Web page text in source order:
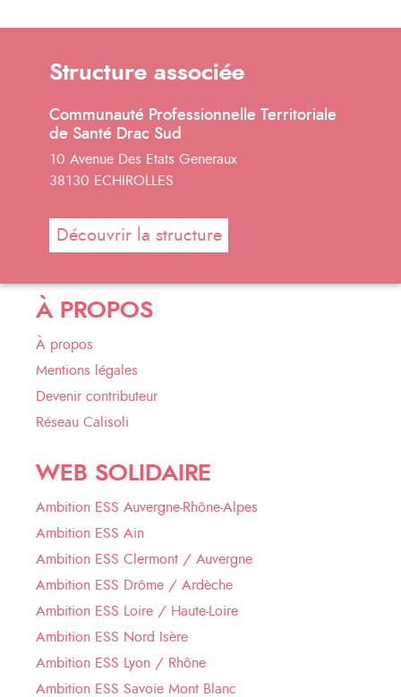
Structure associée
Communauté Professionnelle Territoriale
de Santé Drac Sud
10 Avenue Des Etats Generaux
38130 ECHIROLLES
Découvrir la structure
À PROPOS
À propos
Mentions légales
Devenir contributeur
Réseau Calisoli
WEB SOLIDAIRE
Ambition ESS Auvergne-Rhône-Alpes
Ambition ESS Ain
Ambition ESS Clermont / Auvergne
Ambition ESS Drôme / Ardèche
Ambition ESS Loire / Haute-Loire
Ambition ESS Nord Isère
Ambition ESS Lyon / Rhône
Ambition ESS Savoie Mont Blanc